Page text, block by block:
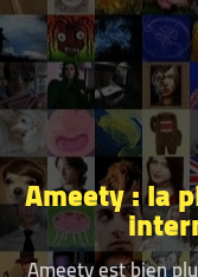
Ameety : la
Ameety est bien